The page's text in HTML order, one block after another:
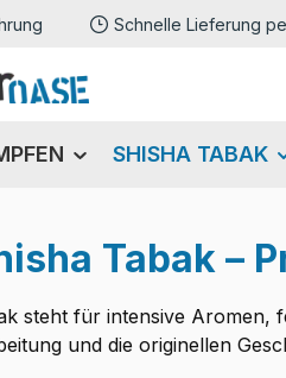
springen Schnelle Lieferung
SHISHA TABAK
Tabak –
steht für intensive Aromen,
und die originellen